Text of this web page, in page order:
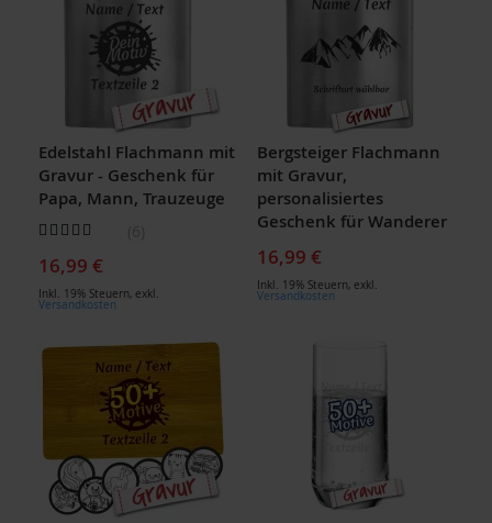
Edelstahl Flachmann mit
Gravur - Geschenk für
Papa, Mann, Trauzeuge
Bewertung:
16,99 €
Inkl. 19% Steuern, exkl.
Versandkosten
Bergsteiger Flachmann
mit Gravur,
personalisiertes
Geschenk für Wanderer
16,99 €
Inkl. 19% Steuern, exkl.
Versandkosten